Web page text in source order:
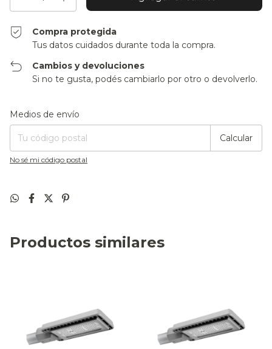
Compra protegida
Tus datos cuidados durante toda la compra.
Cambios y devoluciones
Si no te gusta, podés cambiarlo por otro o devolverlo.
Entregas para el CP:
Medios de envío
Calcular
No sé mi código postal
Productos similares